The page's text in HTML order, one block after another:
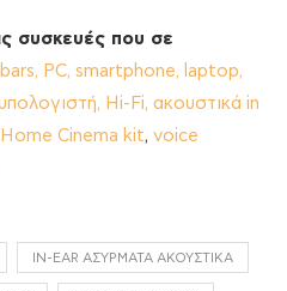
συσκευές που σε
PC, smartphone, laptop,
Hi-Fi, ακουστικά in
Home Cinema kit, voice
IN-EAR ΑΣΎΡΜΑΤΑ ΑΚΟΥΣΤΙΚΆ